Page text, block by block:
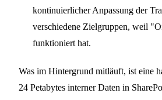
kontinuierlicher Anpassung der
verschiedene Zielgruppen, weil
funktioniert hat.
Was im Hintergrund mitläuft, ist eine
24 Petabytes interner Daten in